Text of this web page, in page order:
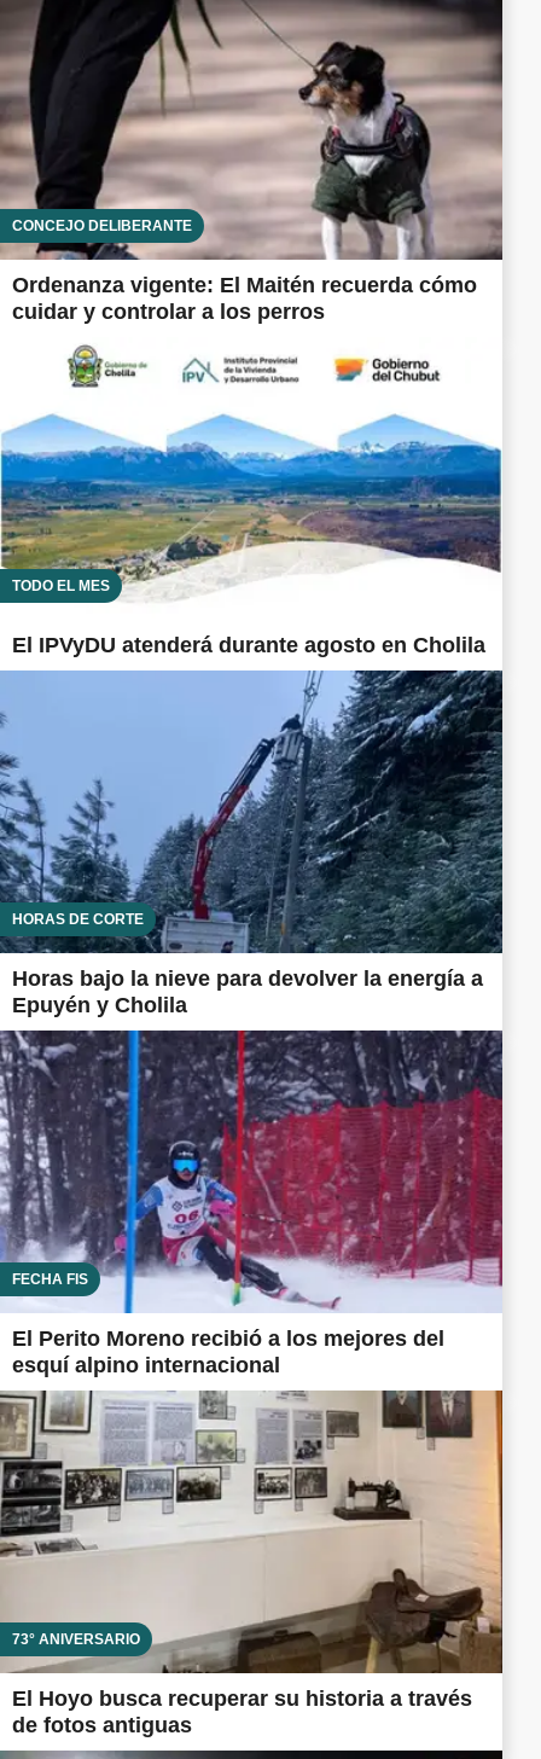
CONCEJO DELIBERANTE
Ordenanza vigente: El Maitén recuerda cómo
cuidar y controlar a los perros
TODO EL MES
El IPVyDU atenderá durante agosto en Cholila
HORAS DE CORTE
Horas bajo la nieve para devolver la energía a
Epuyén y Cholila
FECHA FIS
El Perito Moreno recibió a los mejores del
esquí alpino internacional
73° ANIVERSARIO
El Hoyo busca recuperar su historia a través
de fotos antiguas